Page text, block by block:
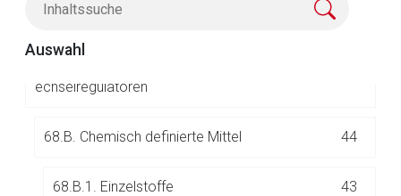
Auswahl
67. Ophthalmika 304
echselregulatoren
68.B. Chemisch definierte Mittel 44
68.B.1. Einzelstoffe 43
Seite. Für die Inhalte der externen Web-Seite ist deren
Datenschutzbestimmungen.